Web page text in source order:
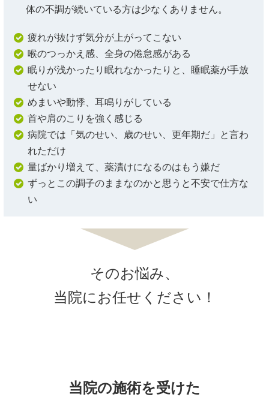
体の不調が続いている方は少なくありません。
疲れが抜けず気分が上がってこない
喉のつっかえ感、全身の倦怠感がある
眠りが浅かったり眠れなかったりと、睡眠薬が手放
せない
めまいや動悸、耳鳴りがしている
首や肩のこりを強く感じる
病院では「気のせい、歳のせい、更年期だ」と言わ
れただけ
量ばかり増えて、薬漬けになるのはもう嫌だ
ずっとこの調子のままなのかと思うと不安で仕方な
い
そのお悩み、
当院にお任せください！
当院の施術を受けた